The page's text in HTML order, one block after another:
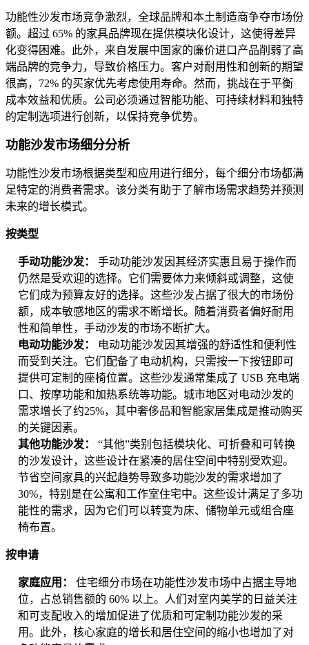
功能性沙发市场竞争激烈，全球品牌和本土制造商争夺市场份
额。超过 65% 的家具品牌现在提供模块化设计，这使得差异
化变得困难。此外，来自发展中国家的廉价进口产品削弱了高
端品牌的竞争力，导致价格压力。客户对耐用性和创新的期望
很高，72% 的买家优先考虑使用寿命。然而，挑战在于平衡
成本效益和优质。公司必须通过智能功能、可持续材料和独特
的定制选项进行创新，以保持竞争优势。
功能沙发市场细分分析
功能性沙发市场根据类型和应用进行细分，每个细分市场都满
足特定的消费者需求。该分类有助于了解市场需求趋势并预测
未来的增长模式。
按类型
手动功能沙发： 手动功能沙发因其经济实惠且易于操作而
仍然是受欢迎的选择。它们需要体力来倾斜或调整，这使
它们成为预算友好的选择。这些沙发占据了很大的市场份
额，成本敏感地区的需求不断增长。随着消费者偏好耐用
性和简单性，手动沙发的市场不断扩大。
电动功能沙发：
电动功能沙发因其增强的舒适性和便利性
而受到关注。它们配备了电动机构，只需按一下按钮即可
提供可定制的座椅位置。这些沙发通常集成了 USB 充电端
口、按摩功能和加热系统等功能。城市地区对电动沙发的
需求增长了约25%，其中奢侈品和智能家居集成是推动购买
的关键因素。
其他功能沙发： “其他”类别包括模块化、可折叠和可转换
的沙发设计，这些设计在紧凑的居住空间中特别受欢迎。
节省空间家具的兴起趋势导致多功能沙发的需求增加了
30%，特别是在公寓和工作室住宅中。这些设计满足了多功
能性的需求，因为它们可以转变为床、储物单元或组合座
椅布置。
按申请
家庭应用： 住宅细分市场在功能性沙发市场中占据主导地
位，占总销售额的 60% 以上。人们对室内美学的日益关注
和可支配收入的增加促进了优质和可定制功能沙发的采
用。此外，核心家庭的增长和居住空间的缩小也增加了对